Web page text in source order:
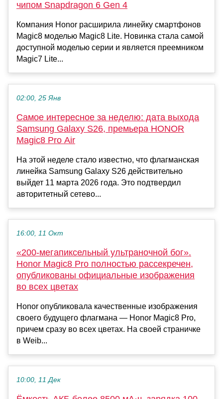
чипом Snapdragon 6 Gen 4
Компания Honor расширила линейку смартфонов
Magic8 моделью Magic8 Lite. Новинка стала самой
доступной моделью серии и является преемником
Magic7 Lite...
02:00, 25 Янв
Самое интересное за неделю: дата выхода
Samsung Galaxy S26, премьера HONOR
Magic8 Pro Air
На этой неделе стало известно, что флагманская
линейка Samsung Galaxy S26 действительно
выйдет 11 марта 2026 года. Это подтвердил
авторитетный сетево...
16:00, 11 Окт
«200-мегапиксельный ультраночной бог».
Honor Magic8 Pro полностью рассекречен,
опубликованы официальные изображения
во всех цветах
Honor опубликовала качественные изображения
своего будущего флагмана — Honor Magic8 Pro,
причем сразу во всех цветах. На своей страничке
в Weib...
10:00, 11 Дек